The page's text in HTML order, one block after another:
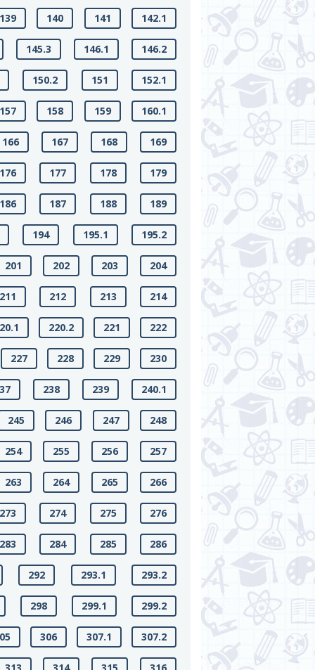
140 141 142.1
145.3 146.1 146.2
150.2 151 152.1
158 159 160.1
166 167 168 169
177 178 179
187 188 189
194 195.1 195.2
201 202 203 204
212 213 214
220.2 221 222
227 228 229 230
238 239 240.1
245 246 247 248
254 255 256 257
263 264 265 266
274 275 276
284 285 286
292 293.1 293.2
298 299.1 299.2
306 307.1 307.2